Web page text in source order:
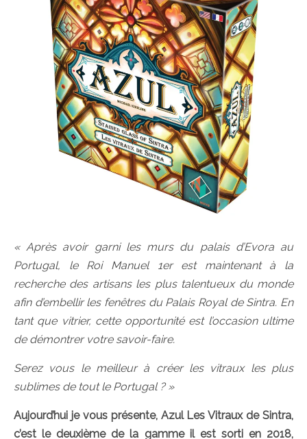
« Après avoir garni les murs du palais d’Evora au
Portugal, le Roi Manuel 1er est maintenant à la
recherche des artisans les plus talentueux du monde
afin d’embellir les fenêtres du Palais Royal de Sintra. En
tant que vitrier, cette opportunité est l’occasion ultime
de démontrer votre savoir-faire.
Serez vous le meilleur à créer les vitraux les plus
sublimes de tout le Portugal ? »
Aujourd’hui je vous présente, Azul Les Vitraux de Sintra,
c’est le deuxième de la gamme il est sorti en 2018,